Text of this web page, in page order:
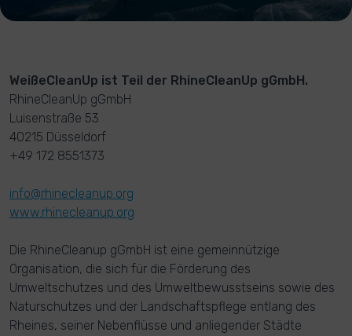
WeißeCleanUp ist Teil der RhineCleanUp gGmbH.
RhineCleanUp gGmbH
Luisenstraße 53
40215 Düsseldorf
+49 172 8551373
info@rhinecleanup.org
www.rhinecleanup.org
Die RhineCleanup gGmbH ist eine gemeinnützige
Organisation, die sich für die Förderung des
Umweltschutzes und des Umweltbewusstseins sowie des
Naturschutzes und der Landschaftspflege entlang des
Rheines, seiner Nebenflüsse und anliegender Städte